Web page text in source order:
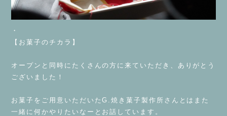
・
【お菓子のチカラ】
オープンと同時にたくさんの方に来ていただき、ありがとう
ございました！
お菓子をご用意いただいたG.焼き菓子製作所さんとはまた
一緒に何かやりたいなーとお話しています。